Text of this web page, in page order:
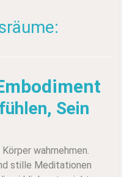
Sein
wahrnehmen.
stille Meditationen